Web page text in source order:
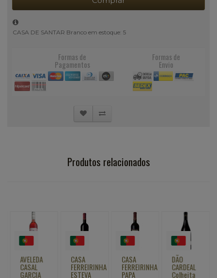
CASA DE SANTAR Branco em estoque: 5
Formas de
Pagamentos
Formas de
Envio
Produtos relacionados
AVELEDA
CASAL
GARCIA
CASA
FERREIRINHA
ESTEVA
CASA
FERREIRINHA
PAPA
CARDEAL
Colheita